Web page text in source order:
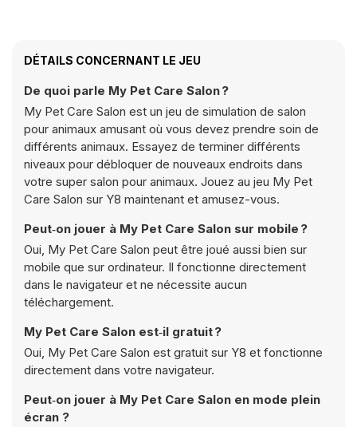
DÉTAILS CONCERNANT LE JEU
De quoi parle My Pet Care Salon ?
My Pet Care Salon est un jeu de simulation de salon
pour animaux amusant où vous devez prendre soin de
différents animaux. Essayez de terminer différents
niveaux pour débloquer de nouveaux endroits dans
votre super salon pour animaux. Jouez au jeu My Pet
Care Salon sur Y8 maintenant et amusez-vous.
Peut‑on jouer à My Pet Care Salon sur mobile ?
Oui, My Pet Care Salon peut être joué aussi bien sur
mobile que sur ordinateur. Il fonctionne directement
dans le navigateur et ne nécessite aucun
téléchargement.
My Pet Care Salon est‑il gratuit ?
Oui, My Pet Care Salon est gratuit sur Y8 et fonctionne
directement dans votre navigateur.
Peut‑on jouer à My Pet Care Salon en mode plein
écran ?